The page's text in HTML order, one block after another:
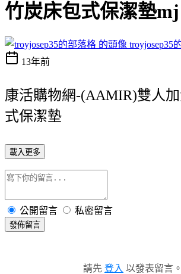
竹炭床包式保潔墊mj
troyjosep35
13年前
康活購物網-(AAMIR)雙人
式保潔墊
載入更多
公開留言 私密留言
發佈留言
請先 登入 以發表留言。